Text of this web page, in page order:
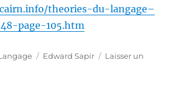
theories-du-langage–
page-105.htm
Étiquettes
Edward Sapir
Laisser un